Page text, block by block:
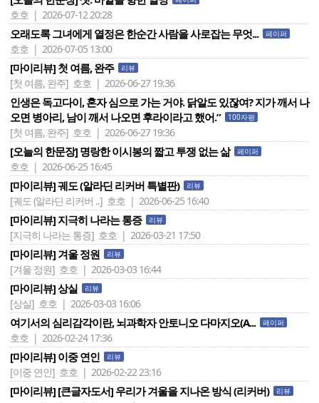
호호 | 2026-07-12 20:28
오래도록 그녀에게 열정은 한순간 사람을 사로잡는 무엇... 페이퍼
호호 | 2026-07-05 13:00
[마이리뷰] 첫 여름, 완주 리뷰
[첫 여름, 완주] 호호 | 2026-06-27 19:36
인생은 독고다이, 혼자 심으로 가는 거야. 닭알도 있잖여? 지가 깨서 나
오면 병아리, 남이 깨서 나오면 후라이라고 했어.”
100자평
[첫 여름, 완주] 호호 | 2026-06-27 19:36
[오늘의 한문장] 명랑한 이시봉의 짧고 투쟁 없는 삶 페이퍼
호호 | 2026-06-25 16:45
[마이리뷰] 궤도 (알라딘 리커버 특별판) 리뷰
[궤도 (알라딘 리커버 ..] 호호 | 2026-06-25 16:40
[마이리뷰] 지극히 나라는 통증 리뷰
[지극히 나라는 통증] 호호 | 2026-03-21 17:50
[마이리뷰] 겨울 정원 리뷰
[겨울 정원] 호호 | 2026-03-03 16:44
[마이리뷰] 상실 리뷰
[상실] 호호 | 2026-03-03 16:06
여기서의 심리감각이란, 뇌과학자 안토니오 다마지오(A... 페이퍼
호호 | 2026-02-24 17:36
[마이리뷰] 이중 연인 리뷰
[이중 연인] 호호 | 2026-02-22 23:16
[마이리뷰] [큰글자도서] 우리가 겨울을 지나온 방식 (리커버) 리뷰